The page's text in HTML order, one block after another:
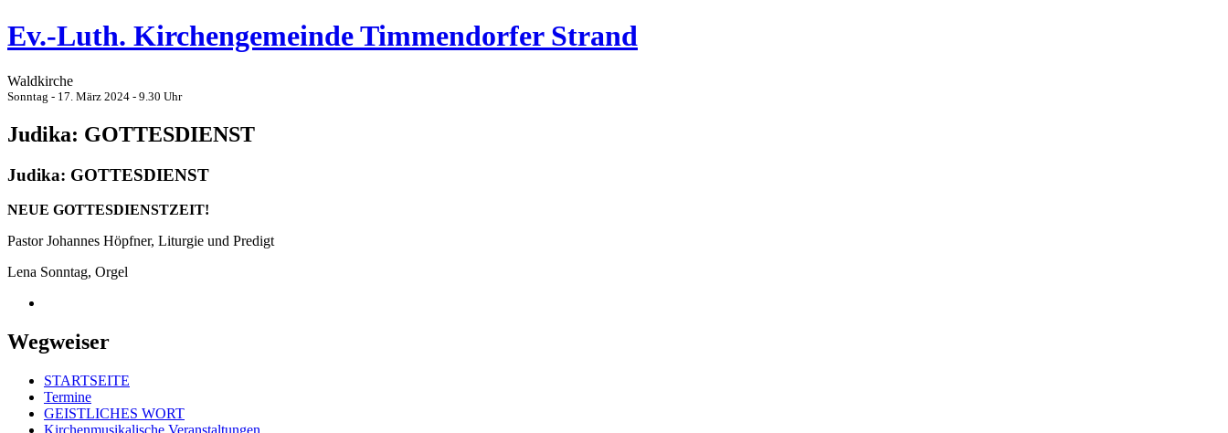
Ev.-Luth. Kirchengemeinde Timmendorfer Strand
Waldkirche
Sonntag - 17. März 2024 - 9.30 Uhr
Judika: GOTTESDIENST
Judika: GOTTESDIENST
NEUE GOTTESDIENSTZEIT!
Pastor Johannes Höpfner, Liturgie und Predigt
Lena Sonntag, Orgel
Wegweiser
STARTSEITE
Termine
GEISTLICHES WORT